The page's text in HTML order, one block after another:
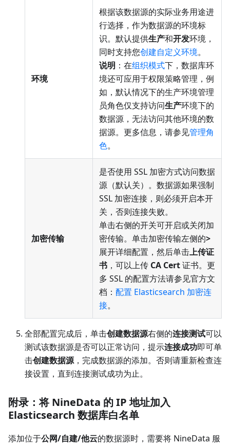
环境
根据该数据源的实际业务用途进
行选择，作为数据源的环境标
识。默认提供生产和开发环境，
同时支持您创建自定义环境。
说明 ：在组织模式下，数据库环
境还可应用于权限策略管理，例
如，默认情况下的生产环境管理
员角色仅支持访问生产环境下的
数据源，无法访问其他环境的数
据源。更多信息，请参见管理角
色。
加密传输
是否使用 SSL 加密方式访问数据
源（默认关）。数据源如果强制
SSL 加密连接，则必须开启本开
关，否则连接失败。
单击右侧的开关可开启或关闭加
密传输。单击加密传输左侧的>
展开详细配置，然后单击上传证
书 ，可以上传 CA Cert证书。更
多 SSL 的配置方法请参见官方文
档： 配置 Elasticsearch 加密连
接。
全部配置完成后，单击创建数据源右侧的连接测试可以
测试该数据源是否可以正常访问，提示连接成功即可单
击创建数据源，完成数据源的添加。否则请重新检查连
接设置，直到连接测试成功为止。
附录：将 NineData 的 IP 地址加入
Elasticsearch 数据库白名单
添加位于公网/自建/他云的数据源时，需要将 NineData 服